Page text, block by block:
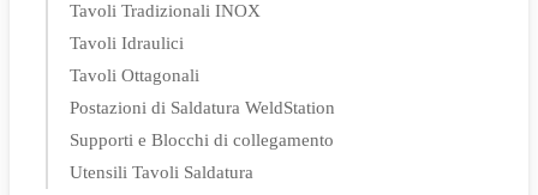
Tavoli Tradizionali INOX
Tavoli Idraulici
Tavoli Ottagonali
Postazioni di Saldatura WeldStation
Supporti e Blocchi di collegamento
Utensili Tavoli Saldatura